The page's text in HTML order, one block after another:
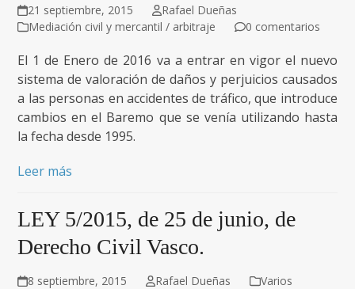
21 septiembre, 2015
Rafael Dueñas
Mediación civil y mercantil / arbitraje
0 comentarios
El 1 de Enero de 2016 va a entrar en vigor el nuevo
sistema de valoración de daños y perjuicios causados
a las personas en accidentes de tráfico, que introduce
cambios en el Baremo que se venía utilizando hasta
la fecha desde 1995.
Leer más
LEY 5/2015, de 25 de junio, de
Derecho Civil Vasco.
8 septiembre, 2015 Rafael Dueñas
Varios